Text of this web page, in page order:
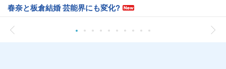
春奈と板倉結婚 芸能界にも変化?